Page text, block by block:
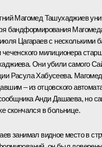
Магомед Ташухаджиев
бандформирования
Цагараев с несколькими
чеченского милиционера
Они убили самого
Расула Хабусеева.
– из отцовского
Анди Дашаева, но
скончался в больнице.
занимал видное место в